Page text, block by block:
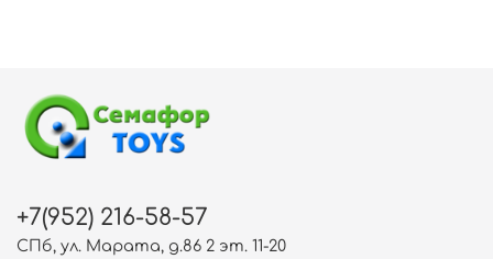
+7(952) 216-58-57
СПб, ул. Марата, д.86 2 эт. 11-20